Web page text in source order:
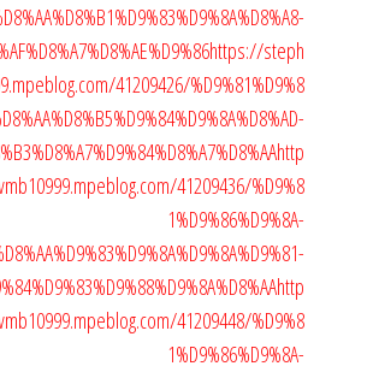
https://steph
41209426/%D9%81%D9%8
http
41209436/%D9%8
1%D9%86%D9%8A-
http
41209448/%D9%8
1%D9%86%D9%8A-